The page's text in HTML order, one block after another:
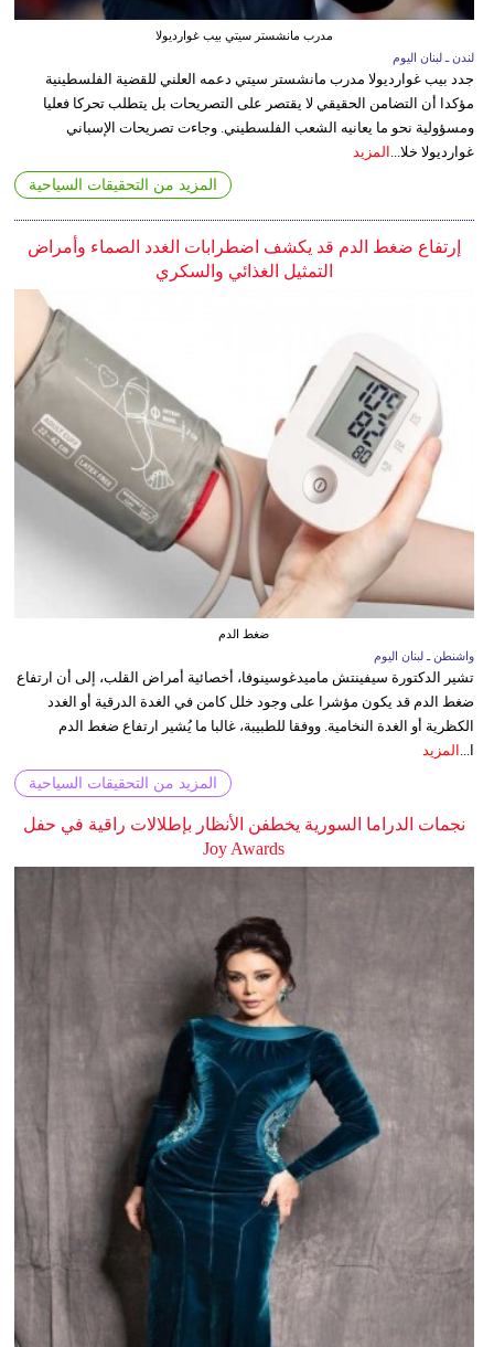
مدرب مانشستر سيتي بيب غوارديولا
لندن ـ لبنان اليوم
جدد بيب غوارديولا مدرب مانشستر سيتي دعمه العلني للقضية الفلسطينية
مؤكدا أن التضامن الحقيقي لا يقتصر على التصريحات بل يتطلب تحركا فعليا
ومسؤولية نحو ما يعانيه الشعب الفلسطيني. وجاءت تصريحات الإسباني
غوارديولا خلا... المزيد
المزيد من التحقيقات السياحية
إرتفاع ضغط الدم قد يكشف اضطرابات الغدد الصماء وأمراض
التمثيل الغذائي والسكري
ضغط الدم
واشنطن ـ لبنان اليوم
تشير الدكتورة سيفينتش ماميدغوسينوفا، أخصائية أمراض القلب، إلى أن ارتفاع
ضغط الدم قد يكون مؤشرا على وجود خلل كامن في الغدة الدرقية أو الغدد
الكظرية أو الغدة النخامية. ووفقا للطبيبة، غالبا ما يُشير ارتفاع ضغط الدم
ا...
المزيد
المزيد من التحقيقات السياحية
نجمات الدراما السورية يخطفن الأنظار بإطلالات راقية في حفل
Joy Awards